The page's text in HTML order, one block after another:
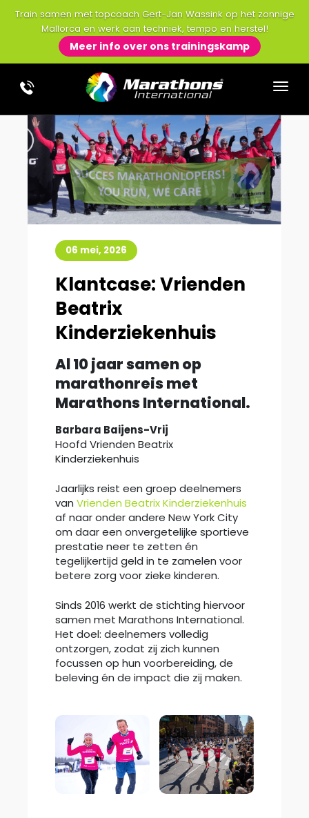
Train samen met topcoach Gert-Jan Wassink op het zonnige
Mallorca en werk aan techniek, tempo en herstel!
Meer info over ons trainingskamp
06 mei, 2026
Klantcase: Vrienden
Beatrix
Kinderziekenhuis
Al 10 jaar samen op
marathonreis met
Marathons International.
Barbara Baijens-Vrij
Hoofd Vrienden Beatrix
Kinderziekenhuis
Jaarlijks reist een groep deelnemers
van Vrienden Beatrix Kinderziekenhuis
af naar onder andere New York City
om daar een onvergetelijke sportieve
prestatie neer te zetten én
tegelijkertijd geld in te zamelen voor
betere zorg voor zieke kinderen.
Sinds 2016 werkt de stichting hiervoor
samen met Marathons International.
Het doel: deelnemers volledig
ontzorgen, zodat zij zich kunnen
focussen op hun voorbereiding, de
beleving én de impact die zij maken.